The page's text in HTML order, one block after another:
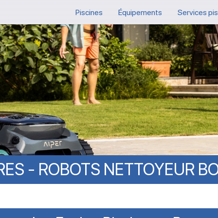
Piscines Équipements Services
- ROBOTS NETTOYEUR